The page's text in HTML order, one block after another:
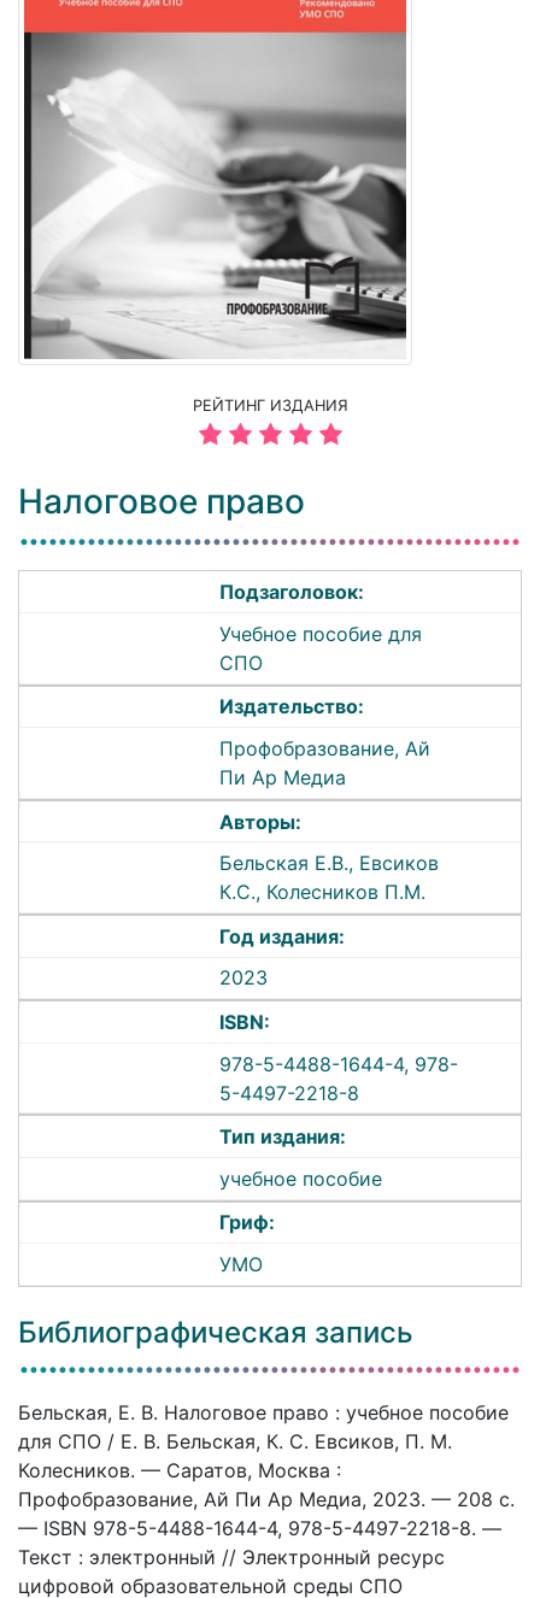
РЕЙТИНГ ИЗДАНИЯ
Налоговое право
Подзаголовок:
Учебное пособие для
СПО
Издательство:
Профобразование, Ай
Пи Ар Медиа
Авторы:
Бельская Е.В., Евсиков
К.С., Колесников П.М.
Год издания:
2023
ISBN:
978-5-4488-1644-4, 978-
5-4497-2218-8
Тип издания:
учебное пособие
Гриф:
УМО
Библиографическая запись
Бельская, Е. В. Налоговое право : учебное пособие
для СПО / Е. В. Бельская, К. С. Евсиков, П. М.
Колесников. — Саратов, Москва :
Профобразование, Ай Пи Ар Медиа, 2023. — 208 c.
— ISBN 978-5-4488-1644-4, 978-5-4497-2218-8. —
Текст : электронный // Электронный ресурс
цифровой образовательной среды СПО